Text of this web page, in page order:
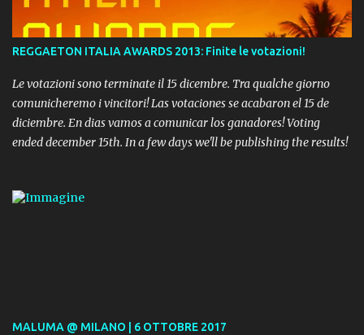
REGGAETON ITALIA AWARDS 2013: Finite le votazioni!
Le votazioni sono terminate il 15 dicembre. Tra qualche giorno
comunicheremo i vincitori! Las votaciones se acabaron el 15 de
diciembre. En dias vamos a comunicar los ganadores! Voting
ended december 15th. In a few days we'll be publishing the results!
MALUMA @ MILANO | 6 OTTOBRE 2017